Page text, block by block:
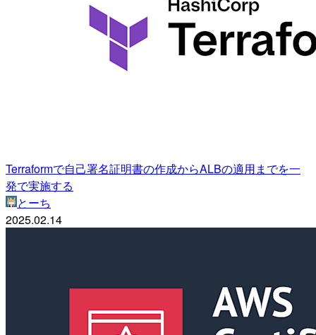
Terraformで自己署名証明書の作成からALBの適用までを一
発で実施する
とーち
2025.02.14